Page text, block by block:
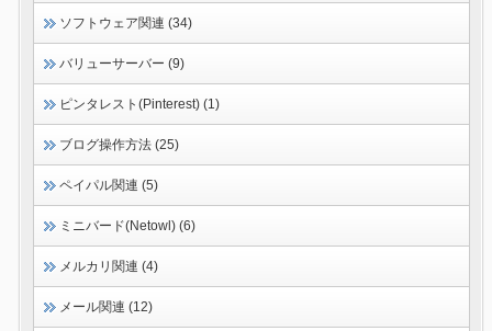
ソフトウェア関連 (34)
バリューサーバー (9)
ピンタレスト(Pinterest) (1)
ブログ操作方法 (25)
ペイパル関連 (5)
ミニバード(Netowl) (6)
メルカリ関連 (4)
メール関連 (12)